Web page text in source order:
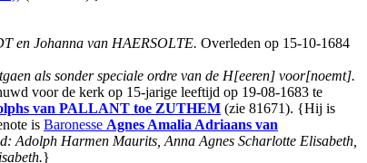
en Johanna van HAERSOLTE. Overleden op 15-10-1684
als sonder speciale ordre van de H[eeren] voor[noemt].
voor de kerk op 15-jarige leeftijd op 19-08-1683 te
van PALLANT toe ZUTHEM (zie 81671). {Hij is
is Baronesse Agnes Amalia Adriaans van
Adolph Harmen Maurits, Anna Agnes Scharlotte Elisabeth,
}